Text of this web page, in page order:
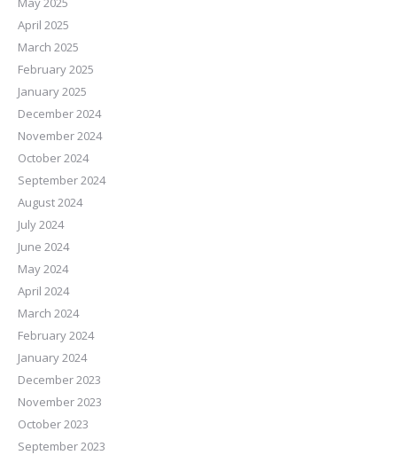
April 2025
March 2025
February 2025
January 2025
December 2024
November 2024
October 2024
September 2024
August 2024
July 2024
June 2024
May 2024
April 2024
March 2024
February 2024
January 2024
December 2023
November 2023
October 2023
September 2023